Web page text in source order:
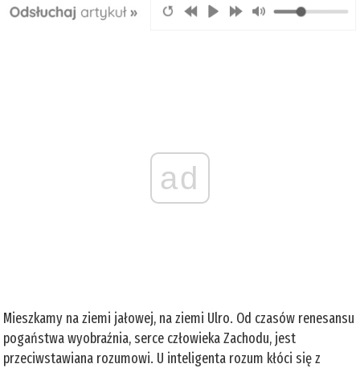
ad
Mieszkamy na ziemi jałowej, na ziemi Ulro. Od czasów renesansu
pogaństwa wyobraźnia, serce człowieka Zachodu, jest
przeciwstawiana rozumowi. U inteligenta rozum kłóci się z